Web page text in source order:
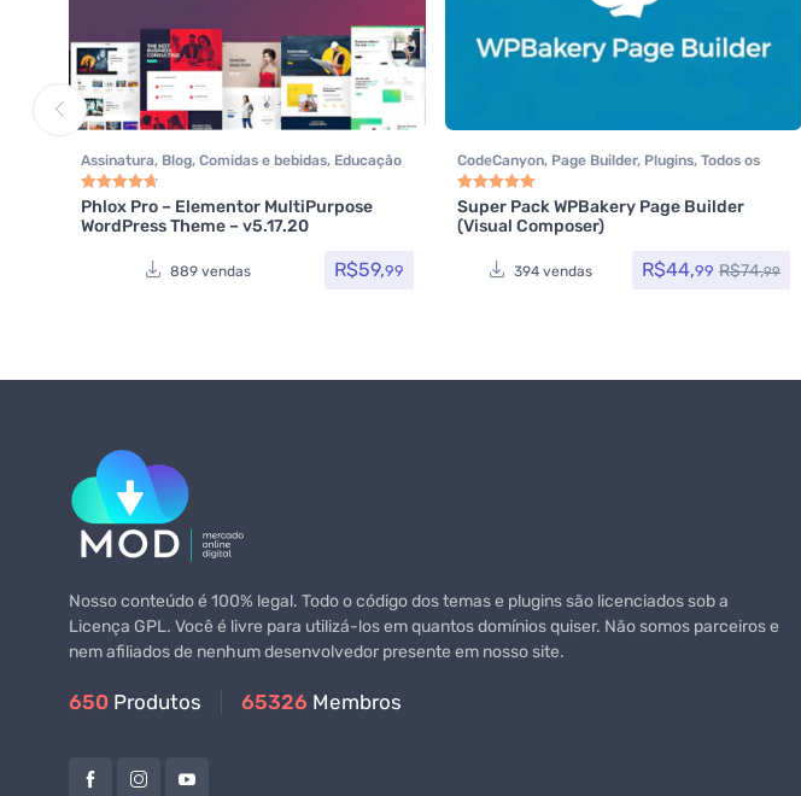
Assinatura, Blog, Comidas e bebidas, Educação
/ E-learning
Imobiliária, Listagens e diretórios, Loja Virtual
Multiuso, Política, Portfolio, Reservas e Aluguel
Themeforest, Todos os itens
Avaliação 4.80 de 5
Phlox Pro – Elementor MultiPurpose
WordPress Theme – v5.17.20
889 vendas R$59,99
CodeCanyon, Page Builder, Plugins, Todos os
itens
Avaliação5.00de 5
Super Pack WPBakery Page Builder
(Visual Composer)
394 vendas R$44,99 R$74,99
Nosso conteúdo é 100% legal. Todo o código dos temas e plugins são licenciados sob a
Licença GPL. Você é livre para utilizá-los em quantos domínios quiser. Não somos parceiros e
nem afiliados de nenhum desenvolvedor presente em nosso site.
650 Produtos 65326 Membros